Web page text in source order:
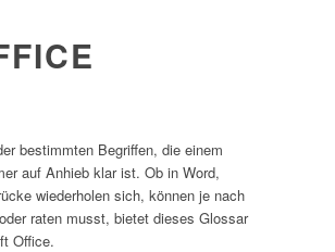
bestimmten Begriffen, die einem
auf Anhieb klar ist. Ob in Word,
wiederholen sich, können je nach
raten musst, bietet dieses Glossar
Office.